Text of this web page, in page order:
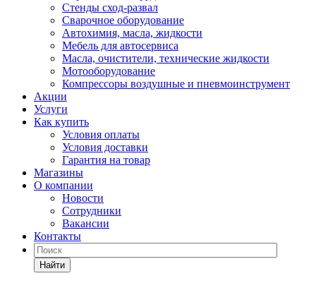
Стенды сход-развал
Сварочное оборудование
Автохимия, масла, жидкости
Мебель для автосервиса
Масла, очистители, технические жидкости
Мотооборудование
Компрессоры воздушные и пневмоинструмент
Акции
Услуги
Как купить
Условия оплаты
Условия доставки
Гарантия на товар
Магазины
О компании
Новости
Сотрудники
Вакансии
Контакты
Найти